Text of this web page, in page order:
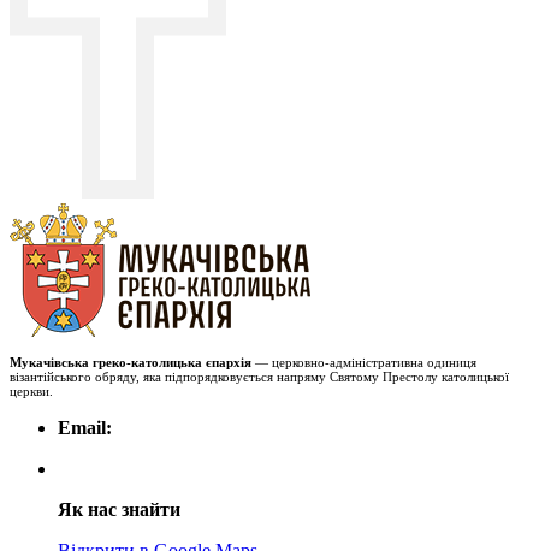
Мукачівська греко-католицька єпархія — церковно-адміністративна одиниця
візантійського обряду, яка підпорядковується напряму Святому Престолу католицької
церкви.
Email:
Як нас знайти